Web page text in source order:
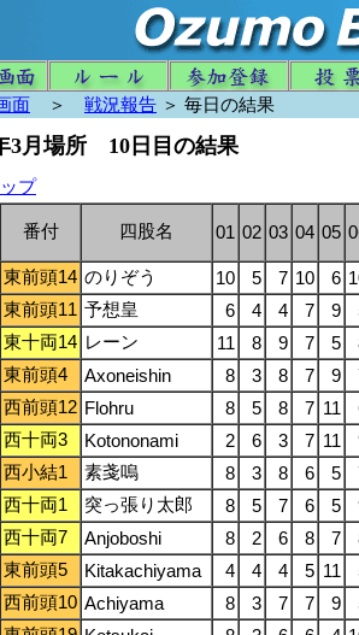
面 ＞ 戦況報告 ＞ 毎日の結果
3月場所 10日目の結果
プ
番付 四股名 01 02 03 04 05
東前頭14 のりぞう 10 5 7 10 6
東前頭11 予想皇 6 4 4 7 9
東十両14 レーン 11 8 9 7 5
東前頭4 Axoneishin 8 3 8 7 9
西前頭12 Flohru 8 5 8 7 11
西十両3 Kotononami 2 6 3 7 11
西小結1 素戔嗚 8 3 8 6 5
西十両1 突っ張り太郎 8 5 7 6 5
西十両7 Anjoboshi 8 2 6 8 7
東前頭5 Kitakachiyama 4 4 4 5 11
西前頭10 Achiyama 8 3 7 7 9